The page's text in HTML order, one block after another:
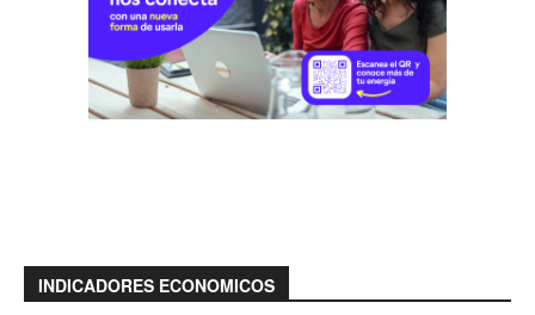
INDICADORES ECONOMICOS